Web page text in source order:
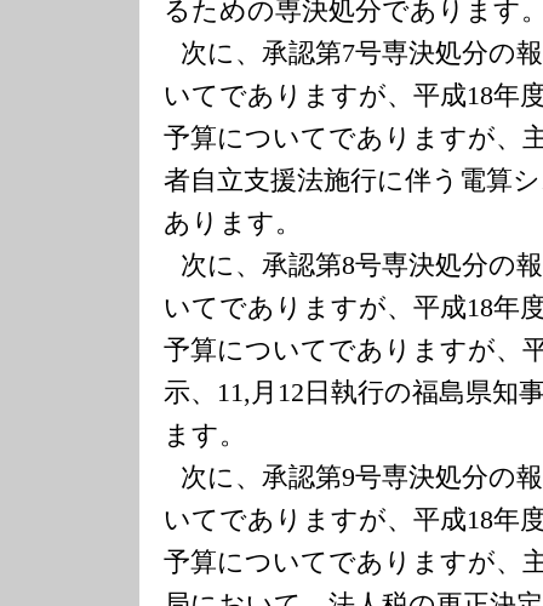
るための専決処分であります
次に、承認第7号専決処分の
いてでありますが、平成18年
予算についてでありますが、
者自立支援法施行に伴う電算
あります。
次に、承認第8号専決処分の
いてでありますが、平成18年
予算についてでありますが、
示、 11, 月 12 日執行の福島県知
ます。
次に、承認第9号専決処分の
いてでありますが、平成18年
予算についてでありますが、